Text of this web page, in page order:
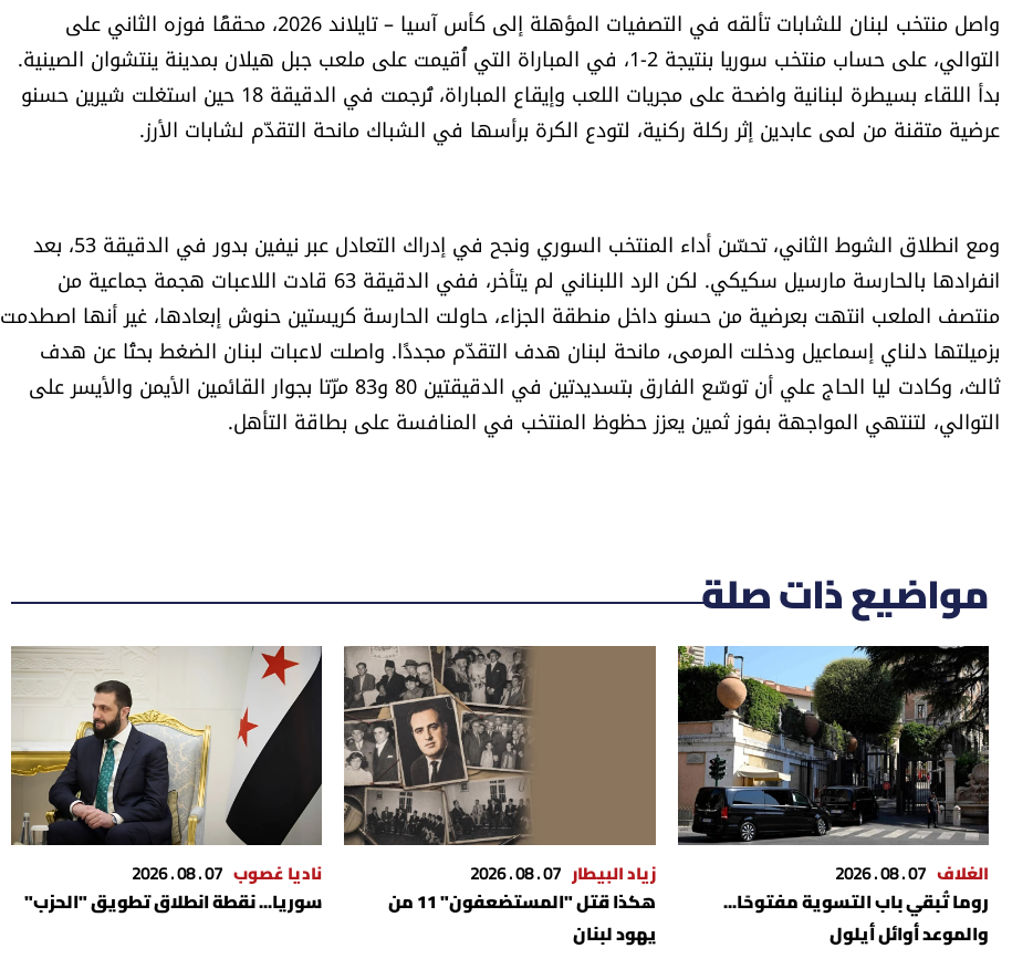
واصل منتخب لبنان للشابات تألقه في التصفيات المؤهلة إلى كأس آسيا – تايلاند 2026، محققًا فوزه الثاني على
التوالي، على حساب منتخب سوريا بنتيجة 2-1، في المباراة التي أُقيمت على ملعب جبل هيلان بمدينة ينتشوان الصينية.
بدأ اللقاء بسيطرة لبنانية واضحة على مجريات اللعب وإيقاع المباراة، تُرجمت في الدقيقة 18 حين استغلت شيرين حسنو
عرضية متقنة من لمى عابدين إثر ركلة ركنية، لتودع الكرة برأسها في الشباك مانحة التقدّم لشابات الأرز.
ومع انطلاق الشوط الثاني، تحسّن أداء المنتخب السوري ونجح في إدراك التعادل عبر نيفين بدور في الدقيقة 53، بعد
انفرادها بالحارسة مارسيل سكيكي. لكن الرد اللبناني لم يتأخر، ففي الدقيقة 63 قادت اللاعبات هجمة جماعية من
منتصف الملعب انتهت بعرضية من حسنو داخل منطقة الجزاء، حاولت الحارسة كريستين حنوش إبعادها، غير أنها اصطدمت
بزميلتها دلناي إسماعيل ودخلت المرمى، مانحة لبنان هدف التقدّم مجددًا. واصلت لاعبات لبنان الضغط بحثًا عن هدف
ثالث، وكادت ليا الحاج علي أن توسّع الفارق بتسديدتين في الدقيقتين 80 و83 مرّتا بجوار القائمين الأيمن والأيسر على
التوالي، لتنتهي المواجهة بفوز ثمين يعزز حظوظ المنتخب في المنافسة على بطاقة التأهل.
مواضيع ذات صلة
الغلاف 07 . 08 . 2026
روما تُبقي باب التسوية مفتوحًا...
والموعد أوائل أيلول
زياد البيطار 07 . 08 . 2026
هكذا قتل "المستضعفون" 11 من
يهود لبنان
ناديا غصوب 07 . 08 . 2026
سوريا... نقطة انطلاق تطويق "الحزب"